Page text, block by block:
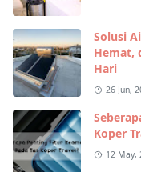
Solusi
Hemat,
Hari
26 Jun,
Koper
12 May,